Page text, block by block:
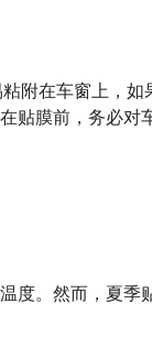
附在车窗上，如
贴膜前，务必对
度。然而，夏季